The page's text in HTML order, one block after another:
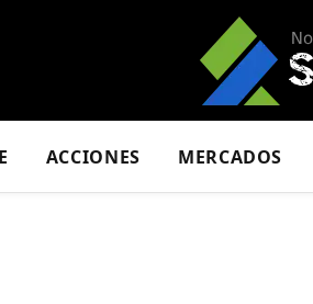
ACCIONES MERCADOS